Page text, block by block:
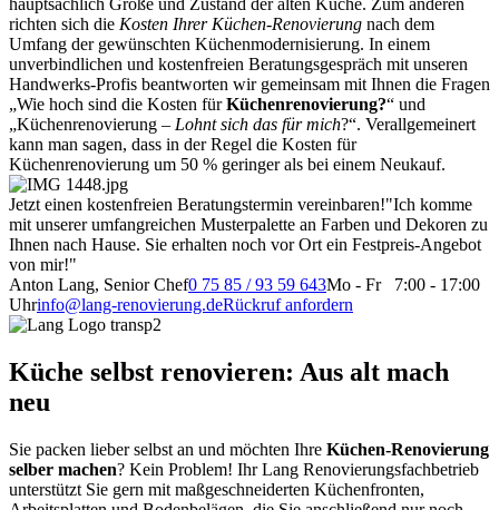
hauptsächlich Größe und Zustand der alten Küche. Zum anderen
richten sich die Kosten Ihrer Küchen-Renovierung nach dem
Umfang der gewünschten Küchenmodernisierung. In einem
unverbindlichen und kostenfreien Beratungsgespräch mit unseren
Handwerks-Profis beantworten wir gemeinsam mit Ihnen die Fragen
„Wie hoch sind die Kosten fürKüchenrenovierung?“ und
„Küchenrenovierung – Lohnt sich das für mich?“. Verallgemeinert
kann man sagen, dass in der Regel die Kosten für
Küchenrenovierung um 50 % geringer als bei einem Neukauf.
Jetzt einen kostenfreien Beratungstermin vereinbaren!"Ich komme
mit unserer umfangreichen Musterpalette an Farben und Dekoren zu
Ihnen nach Hause. Sie erhalten noch vor Ort ein Festpreis-Angebot
von mir!"
Anton Lang, Senior Chef0 75 85 / 93 59 643Mo - Fr 7:00 - 17:00
Uhrinfo@lang-renovierung.deRückruf anfordern
Küche selbst renovieren: Aus alt mach
neu
Sie packen lieber selbst an und möchten Ihre Küchen-Renovierung
selber machen? Kein Problem! Ihr Lang Renovierungsfachbetrieb
unterstützt Sie gern mit maßgeschneiderten Küchenfronten,